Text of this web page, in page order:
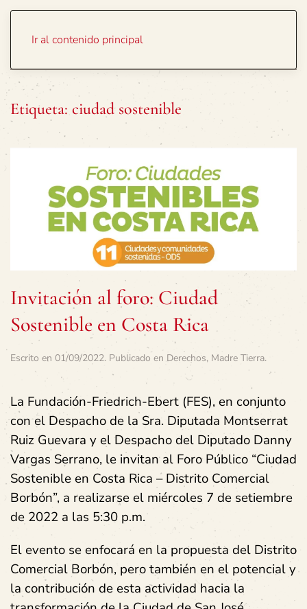
Ir al contenido principal
Etiqueta: ciudad sostenible
Invitación al foro: Ciudad
Sostenible en Costa Rica
Escrito en 01/09/2022. Publicado en Derechos, Madre Tierra.
La Fundación-Friedrich-Ebert (FES), en conjunto
con el Despacho de la Sra. Diputada Montserrat
Ruiz Guevara y el Despacho del Diputado Danny
Vargas Serrano, le invitan al Foro Público “Ciudad
Sostenible en Costa Rica – Distrito Comercial
Borbón”, a realizarse el miércoles 7 de setiembre
de 2022 a las 5:30 p.m.
El evento se enfocará en la propuesta del Distrito
Comercial Borbón, pero también en el potencial y
la contribución de esta actividad hacia la